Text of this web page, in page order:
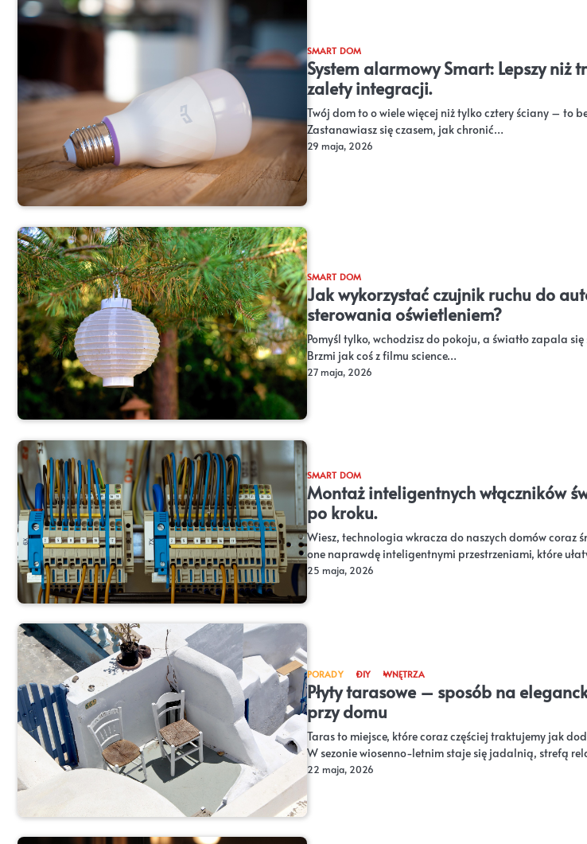
SMART DOM
System alarmowy Smart: Lepszy niż
zalety integracji.
Twój dom to o wiele więcej niż tylko cztery ściany – to
Zastanawiasz się czasem, jak chronić…
29 maja, 2026
SMART DOM
Jak wykorzystać czujnik ruchu do
sterowania oświetleniem?
Pomyśl tylko, wchodzisz do pokoju, a światło zapala
Brzmi jak coś z filmu science…
27 maja, 2026
SMART DOM
Montaż inteligentnych włączników
po kroku.
Wiesz, technologia wkracza do naszych domów coraz
one naprawdę inteligentnymi przestrzeniami, które
25 maja, 2026
PORADY DIY WNĘTRZA
Płyty tarasowe – sposób na
przy domu
Taras to miejsce, które coraz częściej traktujemy jak
W sezonie wiosenno-letnim staje się jadalnią, strefą
22 maja, 2026